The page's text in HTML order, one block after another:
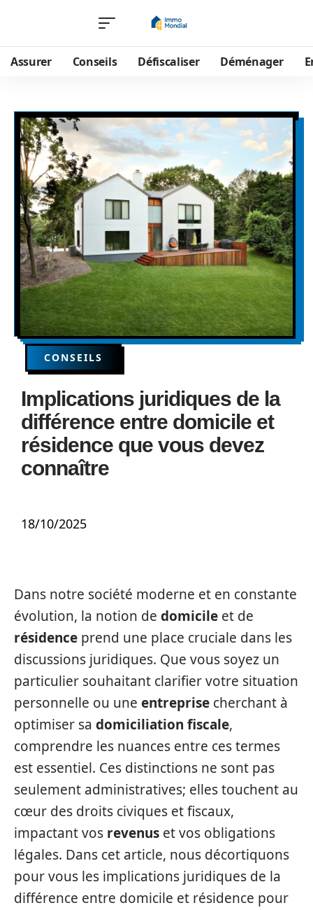
Assurer Conseils Défiscaliser Déménager
CONSEILS
Implications juridiques de la
différence entre domicile et
résidence que vous devez
connaître
18/10/2025
Dans notre société moderne et en constante
évolution, la notion de domicile et de
résidence prend une place cruciale dans les
discussions juridiques. Que vous soyez un
particulier souhaitant clarifier votre situation
personnelle ou une entreprise cherchant à
optimiser sa domiciliation fiscale,
comprendre les nuances entre ces termes
est essentiel. Ces distinctions ne sont pas
seulement administratives; elles touchent au
cœur des droits civiques et fiscaux,
impactant vos revenus et vos obligations
légales. Dans cet article, nous décortiquons
pour vous les implications juridiques de la
différence entre domicile et résidence pour